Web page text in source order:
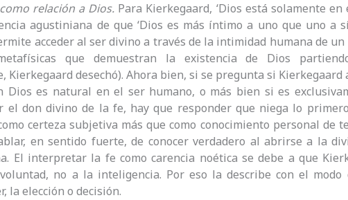
relación a Dios. Para Kierkegaard, ‘Dios está solamente
agustiniana de que ‘Dios es más íntimo a uno que uno a
acceder al ser divino a través de la intimidad humana de
que demuestran la existencia de Dios
Kierkegaard desechó). Ahora bien, si se pregunta si
Dios es natural en el ser humano, o más bien si es
el don divino de la fe, hay que responder que niega lo
certeza subjetiva más que como conocimiento personal de
en sentido fuerte, de conocer verdadero al abrirse a la
El interpretar la fe como carencia noética se debe a que
no a la inteligencia. Por eso la describe con el
la elección o decisión.